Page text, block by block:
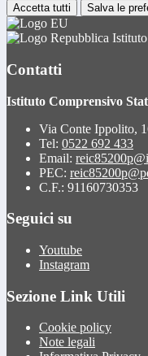
Accetta tutti Salva le
Contatti
Istituto Comprensivo
Via Conte Ippolito,
Tel: 0522 692 433
Email:
PEC:
C.F.: 91160730353
Seguici su
Youtube
Instagram
Sezione Link Utili
Cookie policy
Note legali